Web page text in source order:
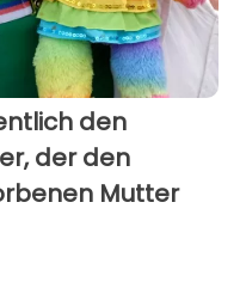
den
der den
Mutter